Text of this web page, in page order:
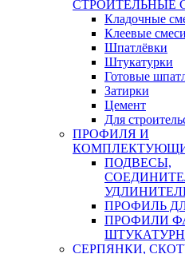
СТРОИТЕЛЬНЫЕ
Кладочные
Клеевые смеси
Шпатлёвки
Штукатурки
Готовые
Затирки
Цемент
Для
ПРОФИЛЯ И
ПОДВЕСЫ,
ПРОФИЛЬ
ПРОФИЛИ
СЕРПЯНКИ,